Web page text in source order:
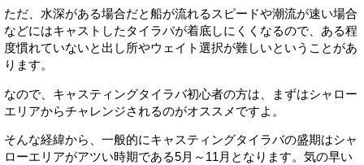
ただ、水深がある場合だと船が流れるスピードや潮流が速い場合
などにはキャストしたタイラバが着底しにくくなるので、ある程
度慣れていないと出し所やウェイト選択が難しいということがあ
ります。
なので、キャスティングタイラバ初心者の方は、まずはシャロー
エリアからチャレンジされるのがオススメですよ。
そんな経緯から、一般的にキャスティングタイラバの盛期はシャ
ローエリアがアツい時期である5月～11月となります。気の早い